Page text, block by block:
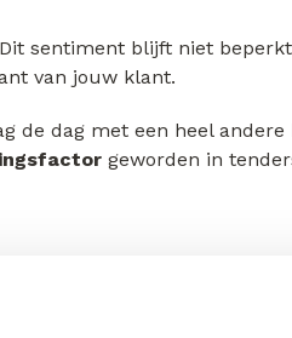
Dit sentiment blijft niet
van jouw klant.
de dag met een heel
geworden in
hun volledige keten (Scope